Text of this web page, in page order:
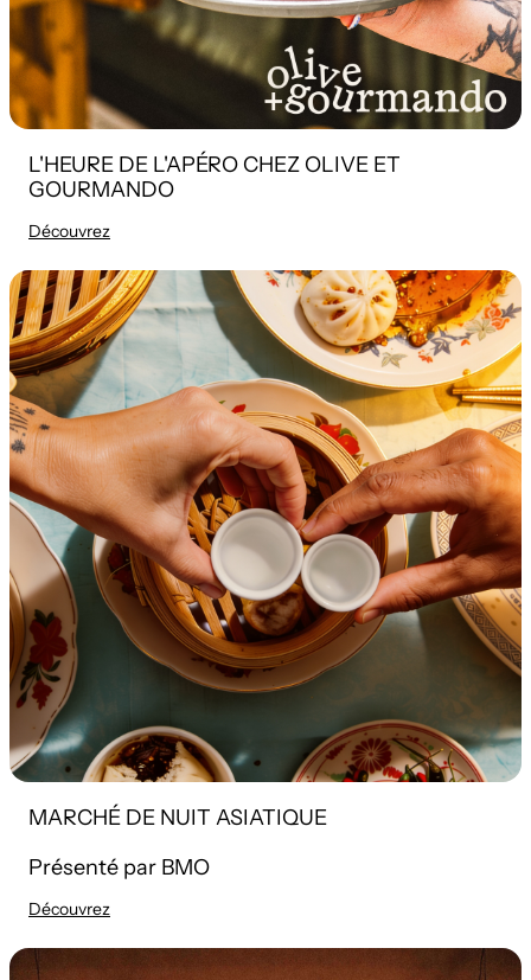
L'HEURE DE L'APÉRO CHEZ OLIVE ET
GOURMANDO
Découvrez
MARCHÉ DE NUIT ASIATIQUE
Présenté par BMO
Découvrez